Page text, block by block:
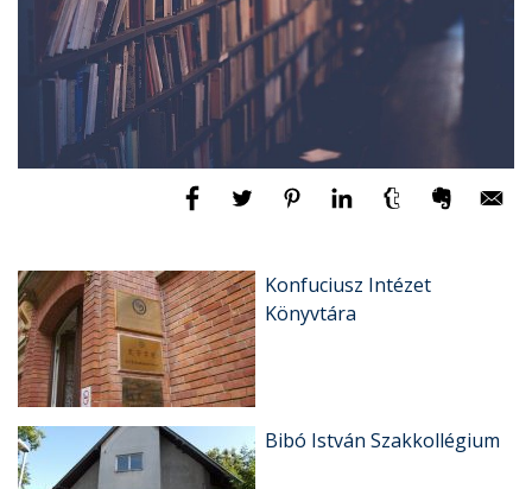
Konfuciusz Intézet
Könyvtára
Bibó István Szakkollégium